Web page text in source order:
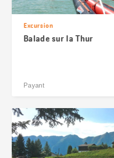
Excursion
Balade sur la Thur
Payant